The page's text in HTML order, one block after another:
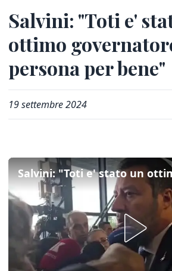
Salvini: "Toti e'
ottimo
persona per bene"
19 settembre 2024